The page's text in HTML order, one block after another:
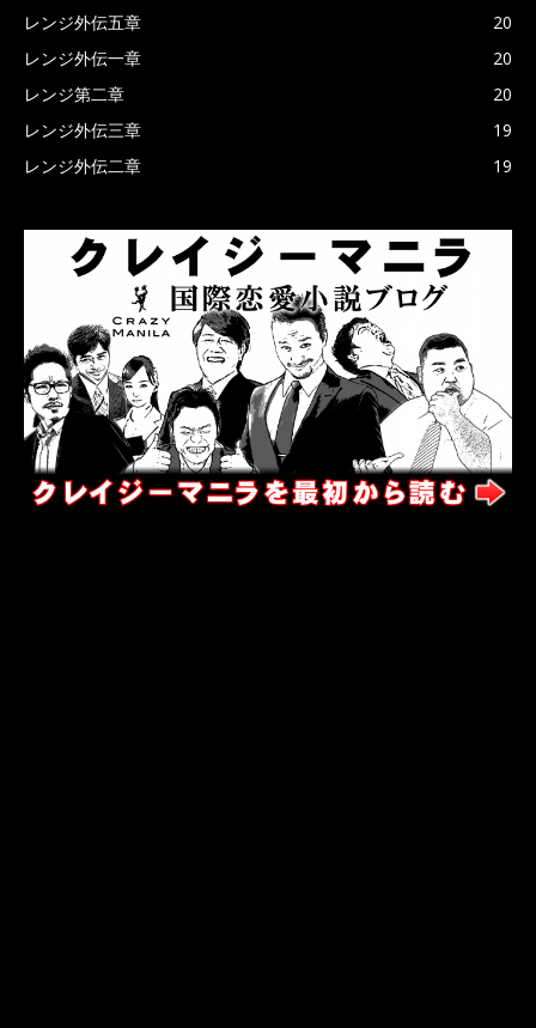
レンジ外伝五章
20
レンジ外伝一章
20
レンジ第二章
20
レンジ外伝三章
19
レンジ外伝二章
19